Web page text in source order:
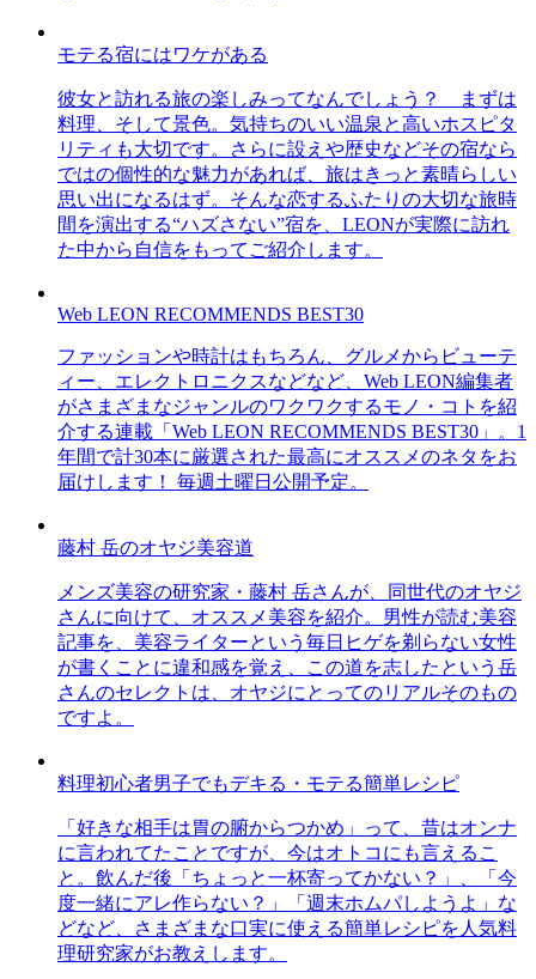
モテる宿にはワケがある
彼女と訪れる旅の楽しみってなんでしょう？ まずは
料理、そして景色。気持ちのいい温泉と高いホスピタ
リティも大切です。さらに設えや歴史などその宿なら
ではの個性的な魅力があれば、旅はきっと素晴らしい
思い出になるはず。そんな恋するふたりの大切な旅時
間を演出する“ハズさない”宿を、LEONが実際に訪れ
た中から自信をもってご紹介します。
Web LEON RECOMMENDS BEST30
ファッションや時計はもちろん、グルメからビューテ
ィー、エレクトロニクスなどなど、Web LEON編集者
がさまざまなジャンルのワクワクするモノ・コトを紹
介する連載「Web LEON RECOMMENDS BEST30」。1
年間で計30本に厳選された最高にオススメのネタをお
届けします！ 毎週土曜日公開予定。
藤村 岳のオヤジ美容道
メンズ美容の研究家・藤村 岳さんが、同世代のオヤジ
さんに向けて、オススメ美容を紹介。男性が読む美容
記事を、美容ライターという毎日ヒゲを剃らない女性
が書くことに違和感を覚え、この道を志したという岳
さんのセレクトは、オヤジにとってのリアルそのもの
ですよ。
料理初心者男子でもデキる・モテる簡単レシピ
「好きな相手は胃の腑からつかめ」って、昔はオンナ
に言われてたことですが、今はオトコにも言えるこ
と。飲んだ後「ちょっと一杯寄ってかない？」、「今
度一緒にアレ作らない？」「週末ホムパしようよ」な
どなど、さまざまな口実に使える簡単レシピを人気料
理研究家がお教えします。